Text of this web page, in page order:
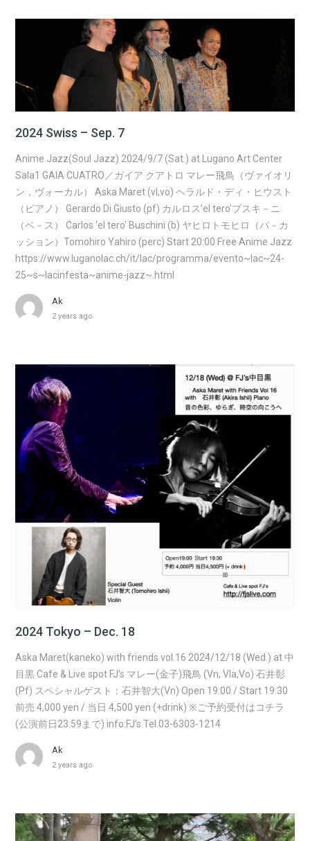
2024 Swiss – Sep. 7
Anime Jazz(Soul Jazz) 2024/9/7 (Sat.) at Lugano Art Center
Sala1 GAIA CUATRO／ガイア クアトロ マレー飛鳥（ヴァイオリ
ン，ヴォーカル） Aska Maret (vl,vo) ヘラルド・ディ・ヒウスト
（ピアノ） Gerardo Di Giusto (pf) カルロス’el tero’ブスキ－ニ
（ベ－ス） Carlos ‘el tero’ Buschini (b) ヤヒロトモヒロ（パ－カ
ッション）Tomohiro Yahiro (perc) Start 20:00 Free Anime Jazz
https://www.luganolac.ch/it/lac/programma/evento~lac~24-
25~s~lacinfesta~anime-jazz~.html
Ak
2 years ago
2024 Tokyo – Dec. 18
Aska Maret(kaneko) with friends vol.16 2024/12/18 (Wed.) at 中
目黒 Cafe & Live spot FJ’s マレー(金子)飛鳥 (Vn, Vla,Vo) 石井彰
(Pf) スペシャルゲスト：石井智大(Vn) Open 19:00 / Start 19:30
前売 4,000 yen / 当日 4,500 yen (+drink) ※ご予約受付はコチラ
(公演前日23:59まで) info:FJ’s Tel.03-6303-1214
Ak
2 years ago